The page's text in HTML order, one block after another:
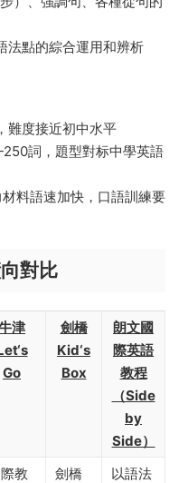
法點的綜合運用和辨析
難度接近初中水平
250詞，題型對标中學英語
材料語速加快，口語訓練要
對比
津
Go
劍橋
Kid‘s
Box
朗文國
際英語
教程
（Side
by
Side）
教
劍橋
以語法